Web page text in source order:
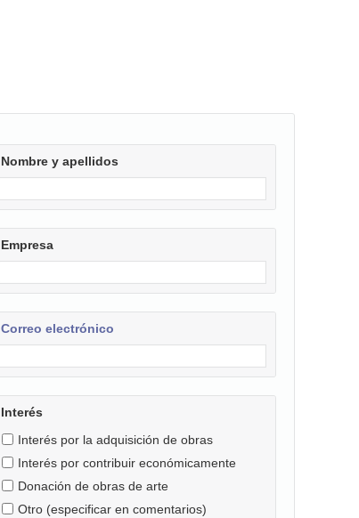
Nombre y apellidos
Empresa
Correo electrónico
Interés
Interés por la adquisición de obras
Interés por contribuir económicamente
Donación de obras de arte
Otro (especificar en comentarios)